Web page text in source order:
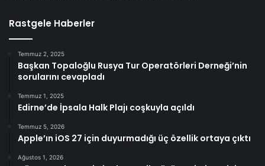
Rastgele Haberler
Temmuz 2, 2025
Başkan Topaloğlu Rusya Tur Operatörleri Derneği’nin
sorularını cevapladı
Temmuz 1, 2025
Edirne’de İpsala Halk Plajı coşkuyla açıldı
Temmuz 5, 2026
Apple’ın iOS 27 için duyurmadığı üç özellik ortaya çıktı
Ağustos 1, 2026